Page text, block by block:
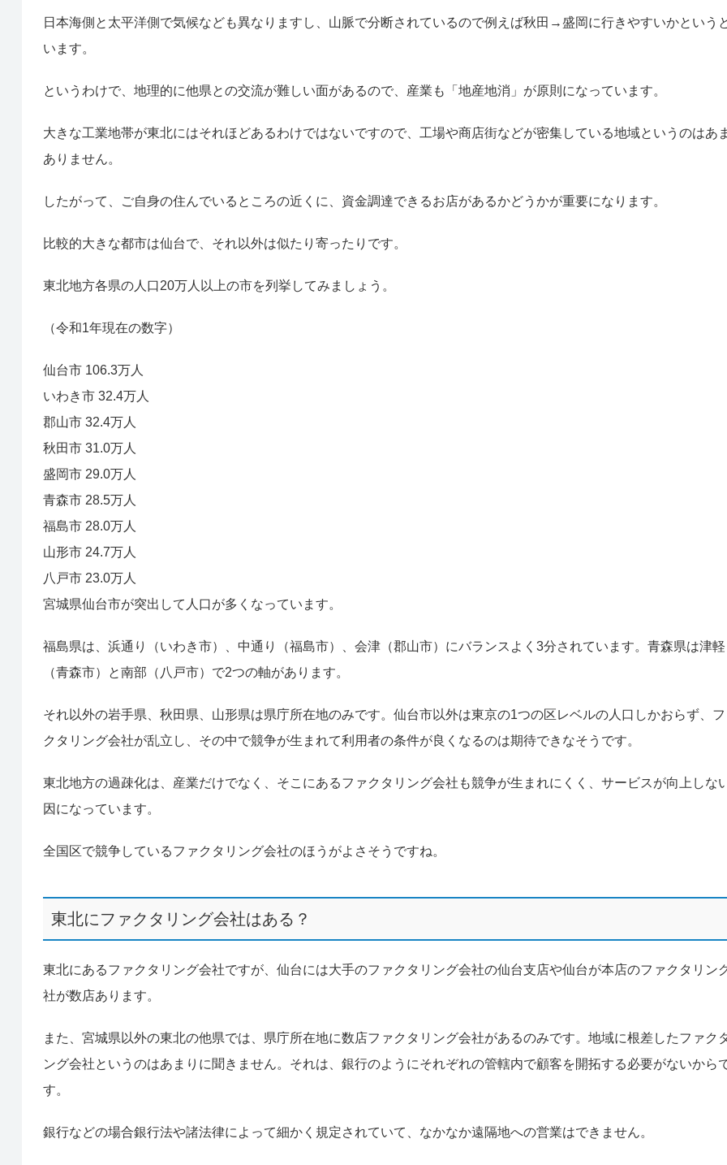
日本海側と太平洋側で気候なども異なりますし、山脈で分断されているので例えば秋田→盛岡に行きやすいかという
います。
というわけで、地理的に他県との交流が難しい面があるので、産業も「地産地消」が原則になっています。
大きな工業地帯が東北にはそれほどあるわけではないですので、工場や商店街などが密集している地域というのはあ
ありません。
したがって、ご自身の住んでいるところの近くに、資金調達できるお店があるかどうかが重要になります。
比較的大きな都市は仙台で、それ以外は似たり寄ったりです。
東北地方各県の人口20万人以上の市を列挙してみましょう。
（令和1年現在の数字）
仙台市 106.3万人
いわき市 32.4万人
郡山市 32.4万人
秋田市 31.0万人
盛岡市 29.0万人
青森市 28.5万人
福島市 28.0万人
山形市 24.7万人
八戸市 23.0万人
宮城県仙台市が突出して人口が多くなっています。
福島県は、浜通り（いわき市）、中通り（福島市）、会津（郡山市）にバランスよく3分されています。青森県は津軽
（青森市）と南部（八戸市）で2つの軸があります。
それ以外の岩手県、秋田県、山形県は県庁所在地のみです。仙台市以外は東京の1つの区レベルの人口しかおらず、
クタリング会社が乱立し、その中で競争が生まれて利用者の条件が良くなるのは期待できなそうです。
東北地方の過疎化は、産業だけでなく、そこにあるファクタリング会社も競争が生まれにくく、サービスが向上しな
因になっています。
全国区で競争しているファクタリング会社のほうがよさそうですね。
東北にファクタリング会社はある？
東北にあるファクタリング会社ですが、仙台には大手のファクタリング会社の仙台支店や仙台が本店のファクタリン
社が数店あります。
また、宮城県以外の東北の他県では、県庁所在地に数店ファクタリング会社があるのみです。地域に根差したファク
ング会社というのはあまりに聞きません。それは、銀行のようにそれぞれの管轄内で顧客を開拓する必要がないから
す。
銀行などの場合銀行法や諸法律によって細かく規定されていて、なかなか遠隔地への営業はできません。